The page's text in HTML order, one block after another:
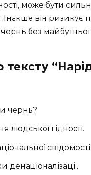
може бути
Інакше він ризикує
без
тексту
чернь?
людської гідності.
свідомості.
денаціоналізації.